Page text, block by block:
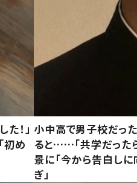
！」
め
小中高で男子校だっ
ると……「共学だった
景に「今から告白しに
ぎ」